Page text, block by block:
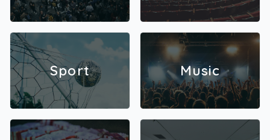
Sport Music